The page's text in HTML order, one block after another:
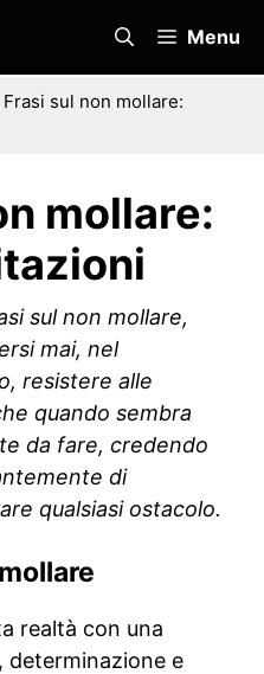
Menu
Frasi sul non mollare:
mollare:
sul non mollare,
mai, nel
resistere alle
quando sembra
da fare, credendo
di
qualsiasi ostacolo.
realtà con una
determinazione e